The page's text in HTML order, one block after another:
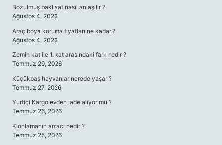
Bozulmuş bakliyat nasıl anlaşılır ?
Ağustos 4, 2026
Araç boya koruma fiyatları ne kadar ?
Ağustos 4, 2026
Zemin kat ile 1. kat arasındaki fark nedir ?
Temmuz 29, 2026
Küçükbaş hayvanlar nerede yaşar ?
Temmuz 27, 2026
Yurtiçi Kargo evden iade alıyor mu ?
Temmuz 26, 2026
Klonlamanın amacı nedir ?
Temmuz 25, 2026